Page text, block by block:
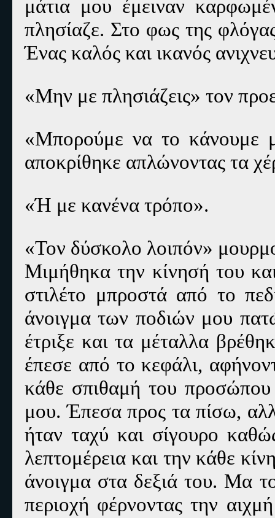
μάτια μου έμειναν
πλησίαζε. Στο φως της
Ένας καλός και ικανός
«Μην με πλησιάζεις» τον
«Μπορούμε να το κάνουμε
αποκρίθηκε απλώνοντας τα
«Ή με κανένα τρόπο».
«Τον δύσκολο λοιπόν»
Μιμήθηκα την κίνησή του
στιλέτο μπροστά από το
άνοιγμα των ποδιών μου
έτριξε και τα μέταλλα
έπεσε από το κεφάλι,
κάθε σπιθαμή του
μου. Έπεσα προς τα πίσω,
ήταν ταχύ και σίγουρο
λεπτομέρεια και την κάθε
άνοιγμα στα δεξιά του. Μα
περιοχή φέρνοντας την